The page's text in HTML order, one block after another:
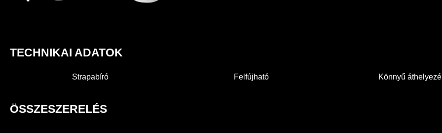
TECHNIKAI ADATOK
Strapabíró Felfújható Könnyű
ÖSSZESZERELÉS